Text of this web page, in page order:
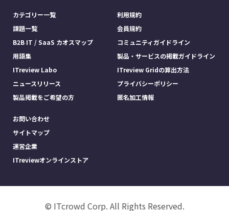
カテゴリー一覧
課題一覧
B2B IT / SaaS カオスマップ
用語集
ITreview Labo
ニュースリリース
製品掲載をご希望の方
利用規約
会員規約
コミュニティガイドライン
製品・サービスの掲載ガイドライン
ITreview Gridの算出方法
プライバシーポリシー
匿名加工情報
お問い合わせ
サイトマップ
運営企業
ITreviewオンラインストア
© ITcrowd Corp. All Rights Reserved.